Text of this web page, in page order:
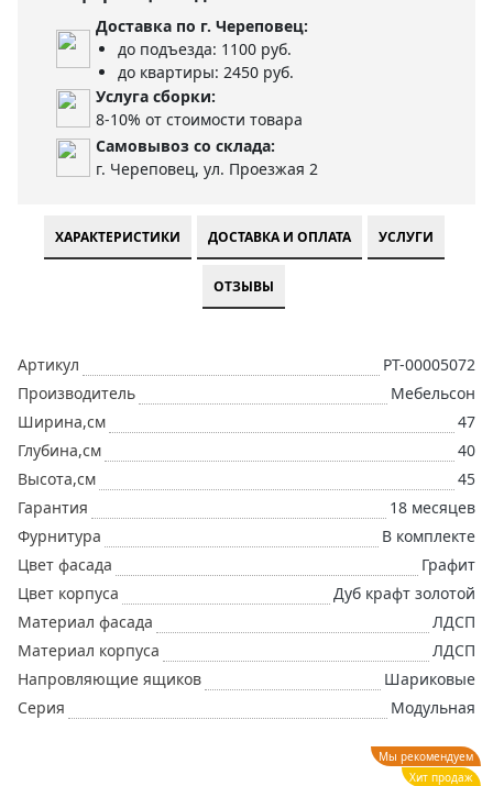
Доставка по г. Череповец:
до подъезда: 1100 руб.
до квартиры: 2450 руб.
Услуга сборки:
8-10% от стоимости товара
Самовывоз со склада:
г. Череповец, ул. Проезжая 2
ХАРАКТЕРИСТИКИ ДОСТАВКА И ОПЛАТА УСЛУГИ
ОТЗЫВЫ
Артикул
РТ-00005072
Производитель
Мебельсон
Ширина,см
47
Глубина,см
40
Высота,см
45
Гарантия
18 месяцев
Фурнитура
В комплекте
Цвет фасада
Графит
Цвет корпуса
Дуб крафт золотой
Материал фасада
ЛДСП
Материал корпуса
ЛДСП
Напровляющие ящиков
Шариковые
Серия
Модульная
Мы рекомендуем
Хит продаж